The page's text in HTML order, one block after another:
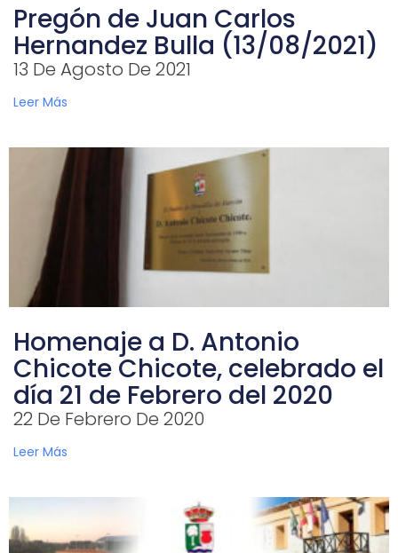
Pregón de Juan Carlos
Hernandez Bulla (13/08/2021)
13 De Agosto De 2021
Leer Más
Homenaje a D. Antonio
Chicote Chicote, celebrado el
día 21 de Febrero del 2020
22 De Febrero De 2020
Leer Más